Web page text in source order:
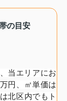
の目安
当エリアにお
円、㎡単価は
北区内でもト